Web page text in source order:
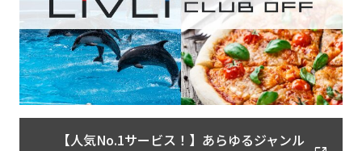
【人気No.1サービス！】あらゆるジャンル